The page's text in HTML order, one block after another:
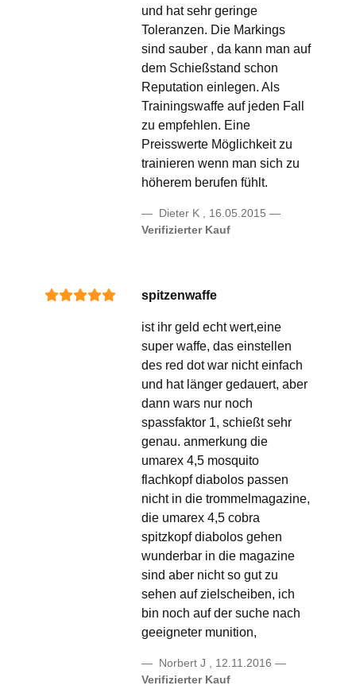
und hat sehr geringe
Toleranzen. Die Markings
sind sauber , da kann man auf
dem Schießstand schon
Reputation einlegen. Als
Trainingswaffe auf jeden Fall
zu empfehlen. Eine
Preisswerte Möglichkeit zu
trainieren wenn man sich zu
höherem berufen fühlt.
Dieter K , 16.05.2015
Verifizierter Kauf
spitzenwaffe
ist ihr geld echt wert,eine
super waffe, das einstellen
des red dot war nicht einfach
und hat länger gedauert, aber
dann wars nur noch
spassfaktor 1, schießt sehr
genau. anmerkung die
umarex 4,5 mosquito
flachkopf diabolos passen
nicht in die trommelmagazine,
die umarex 4,5 cobra
spitzkopf diabolos gehen
wunderbar in die magazine
sind aber nicht so gut zu
sehen auf zielscheiben, ich
bin noch auf der suche nach
geeigneter munition,
Norbert J , 12.11.2016
Verifizierter Kauf